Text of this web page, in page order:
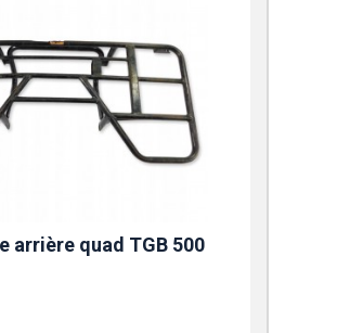
arrière quad TGB 500